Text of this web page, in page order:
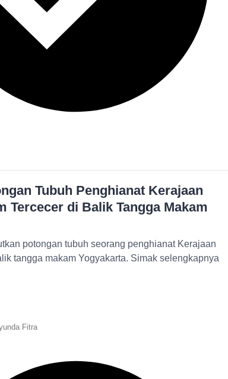
Tubuh Penghianat Kerajaan
Tercecer di Balik Tangga Makam
potongan tubuh seorang penghianat Kerajaan
tangga makam Yogyakarta. Simak selengkapnya
Fitra